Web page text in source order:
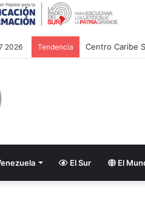
2026 Tendencia
El Sur El